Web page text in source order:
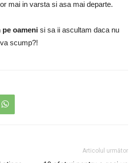
mai in varsta si asa mai departe.
pe oameni si sa ii ascultam daca nu
scump?!
Articolul următor